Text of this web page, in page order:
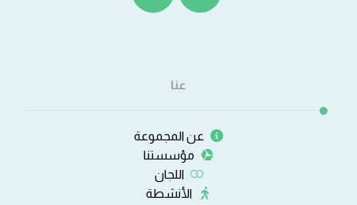
عنا
عن المجموعة
مؤسستنا
اللجان
الأنشطة